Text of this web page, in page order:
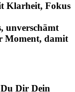
Klarheit, Fokus
unverschämt
Moment, damit
Dir Dein